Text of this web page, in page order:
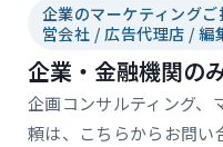
企業のマーケティング
営会社 / 広告代理店 / 編
企業・金融機関の
企画コンサルティング、
頼は、こちらからお問い